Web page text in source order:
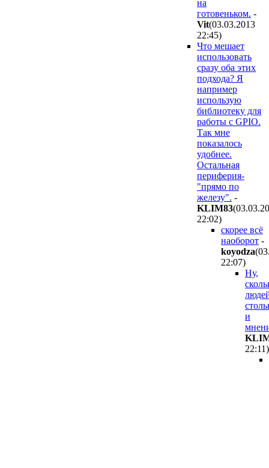
на
готовеньком. -
Vit(03.03.2013
22:45)
Что мешает
использовать
сразу оба этих
подхода? Я
например
использую
библиотеку для
работы с GPIO.
Так мне
показалось
удобнее.
Остальная
периферия-
"прямо по
железу". -
KLIM83
22:02)
скорее всё
наоборот -
koyodza
22:07)
Ну,
и
22:11)